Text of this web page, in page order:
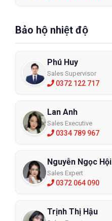
Bảo hộ nhiệt độ
Phú Huy
Sales Supervisor
0372 122 717
Lan Anh
Sales Executive
0334 789 967
Nguyễn Ngọc Hội
Sales Expert
0372 064 090
Trịnh Thị Hậu